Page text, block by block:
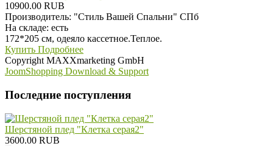
10900.00 RUB
Производитель: "Стиль Вашей Спальни" СПб
На складе: есть
172*205 см, одеяло кассетное.Теплое.
Купить Подробнее
Copyright MAXXmarketing GmbH
JoomShopping Download & Support
Последние поступления
Шерстяной плед "Клетка серая2"
3600.00 RUB